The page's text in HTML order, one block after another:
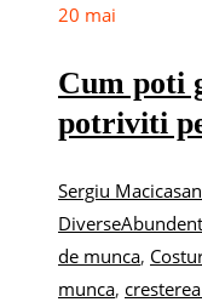
20 mai
Cum poti
potriviti
Sergiu Macicasan
Diverse
de munca,
munca,